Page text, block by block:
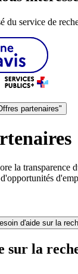
du service de
partenaires"
la transparence
d'aide sur la
sur la